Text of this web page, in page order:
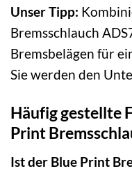
Unser Tipp:
Bremsschlauch
Bremsbelägen für
Sie werden den
Häufig gestellte
Print
Ist der Blue Print